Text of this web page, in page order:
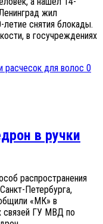
жил
снятия блокады.
в госучреждениях
0
в ручки
распространения
Петербурга,
«МК» в
связей ГУ МВД по